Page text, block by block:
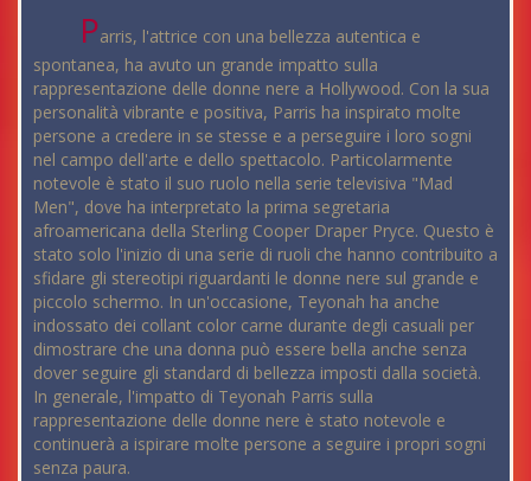
Parris, l'attrice con una bellezza autentica e
spontanea, ha avuto un grande impatto sulla
rappresentazione delle donne nere a Hollywood. Con la sua
personalità vibrante e positiva, Parris ha inspirato molte
persone a credere in se stesse e a perseguire i loro sogni
nel campo dell'arte e dello spettacolo. Particolarmente
notevole è stato il suo ruolo nella serie televisiva "Mad
Men", dove ha interpretato la prima segretaria
afroamericana della Sterling Cooper Draper Pryce. Questo è
stato solo l'inizio di una serie di ruoli che hanno contribuito a
sfidare gli stereotipi riguardanti le donne nere sul grande e
piccolo schermo. In un'occasione, Teyonah ha anche
indossato dei collant color carne durante degli casuali per
dimostrare che una donna può essere bella anche senza
dover seguire gli standard di bellezza imposti dalla società.
In generale, l'impatto di Teyonah Parris sulla
rappresentazione delle donne nere è stato notevole e
continuerà a ispirare molte persone a seguire i propri sogni
senza paura.